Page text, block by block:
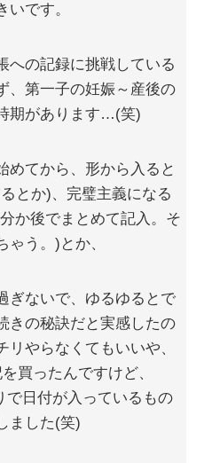
です。
への記録に挑戦している
、第一子の妊娠～産後の
期があります…(笑)
めてから、形から入ると
とか)、完璧主義になる
か後でまとめて記入。そ
う。)とか、
ぎないで、ゆるゆるとで
きの秘訣だと実感したの
やらなくてもいいや、
買ったんですけど、
で日付が入っているもの
ました(笑)